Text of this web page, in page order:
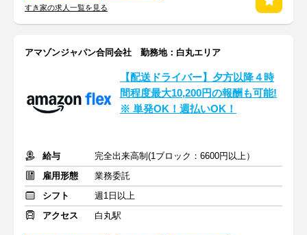
すき家の求人一覧を見る
アマゾンジャパン合同会社 勤務地：白丸エリア
【配送ドライバー】夕方以降４時
間程度最大10,200円の報酬も可能!
※ 単発OK！週払いOK！
給与
完全出来高制(1ブロック：6600円以上）
雇用形態
業務委託
シフト
週1日以上
アクセス
白丸駅